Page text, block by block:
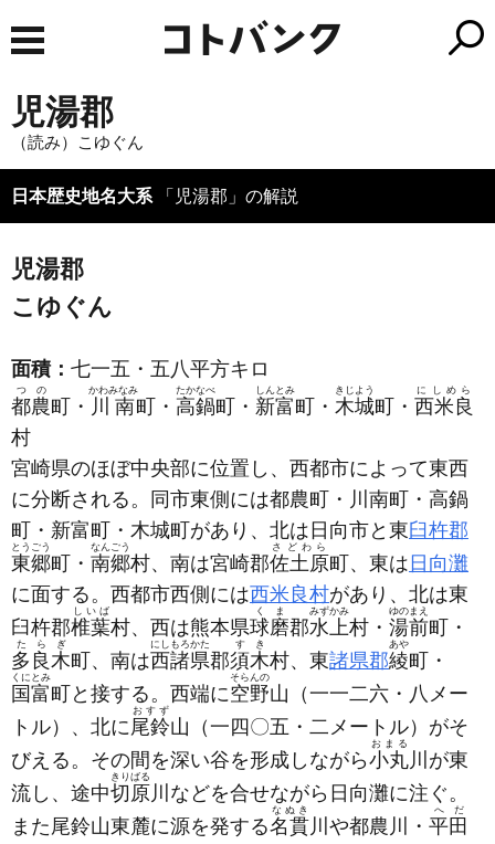
児湯郡
（読み）こゆぐん
日本歴史地名大系 「児湯郡」の解説
児湯郡
こゆぐん
面積： 七一五・五八平方キロ
都農
つの
町・ 川南
かわみなみ
町・ 高鍋
たかなべ
町・ 新富
しんとみ
町・ 木城
きじよう
町・ 西米良
にしめら
村
宮崎県のほぼ中央部に位置し、西都市によって東西
に分断される。同市東側には都農町・川南町・高鍋
町・新富町・木城町があり、北は日向市と東臼杵郡
東郷
とうごう
町・ 南郷
なんごう
村、南は宮崎郡佐土原
さどわら
町、東は 日向灘
に面する。西都市西側には西米良村があり、北は東
臼杵郡椎葉
しいば
村、西は熊本県球磨
くま
郡水上
みずかみ
村・ 湯前
ゆのまえ
町・
多良木
たらぎ
町、南は西諸県
にしもろかた
郡須木
すき
村、東諸県郡綾
あや
町・
国富
くにとみ
町と接する。西端に空野
そらんの
山 （一一二六・八メー
トル） 、北に尾鈴
おすず
山 （一四〇五・二メートル） がそ
びえる。その間を深い谷を形成しながら小丸
おまる
川が東
流し、途中切原
きりばる
川などを合せながら日向灘に注ぐ。
また尾鈴山東麓に源を発する名貫
なぬき
川や都農川・ 平田
へだ